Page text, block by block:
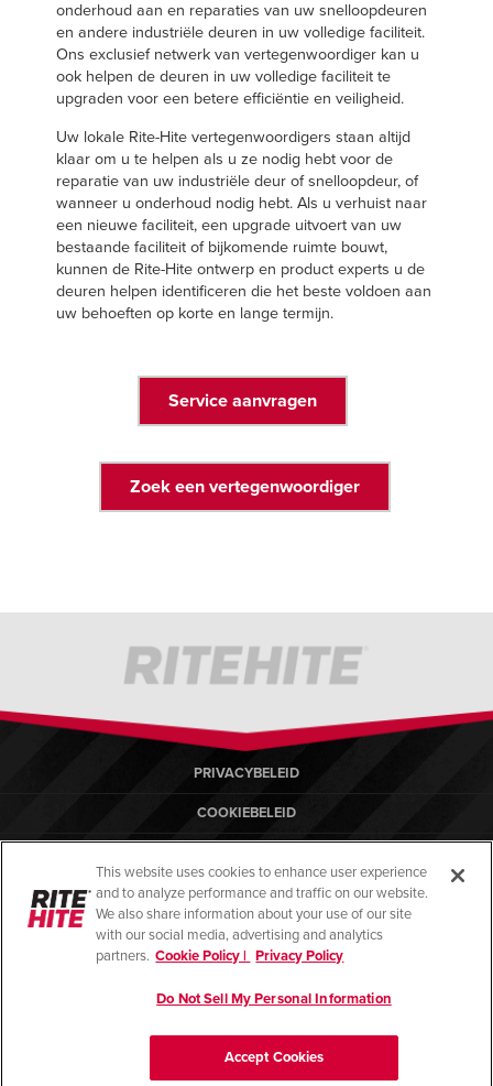
onderhoud aan en reparaties van uw snelloopdeuren
en andere industriële deuren in uw volledige faciliteit.
Ons exclusief netwerk van vertegenwoordiger kan u
ook helpen de deuren in uw volledige faciliteit te
upgraden voor een betere efficiëntie en veiligheid.
Uw lokale Rite-Hite vertegenwoordigers staan altijd
klaar om u te helpen als u ze nodig hebt voor de
reparatie van uw industriële deur of snelloopdeur, of
wanneer u onderhoud nodig hebt. Als u verhuist naar
een nieuwe faciliteit, een upgrade uitvoert van uw
bestaande faciliteit of bijkomende ruimte bouwt,
kunnen de Rite-Hite ontwerp en product experts u de
deuren helpen identificeren die het beste voldoen aan
uw behoeften op korte en lange termijn.
Service aanvragen
Zoek een vertegenwoordiger
PRIVACYBELEID
COOKIEBELEID
COMPLIANCE-NORMEN
HELP
This website uses cookies to enhance user experience
and to analyze performance and traffic on our website.
We also share information about your use of our site
with our social media, advertising and analytics
partners. Cookie Policy | Privacy Policy
Do Not Sell My Personal Information
Accept Cookies